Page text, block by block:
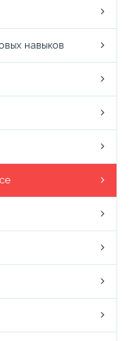
навыков